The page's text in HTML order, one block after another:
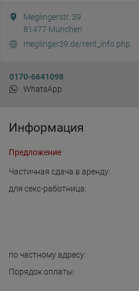
Meglingerstr. 39
81477 München
meglinger39.de/rent_info.php
0170-6641098
WhatsApp
Информация
Предложение
Частичная сдача в аренду:
для cекс-работница:
по частному адресу:
Порядок оплаты: